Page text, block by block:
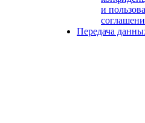
и
Передача